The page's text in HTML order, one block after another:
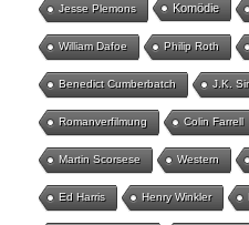
Jesse Plemons Komödie
William Dafoe Philip Roth
Benedict Cumberbatch J.K.
Romanverfilmung Colin Farrell
Martin Scorsese Western
Ed Harris Henry Winkler